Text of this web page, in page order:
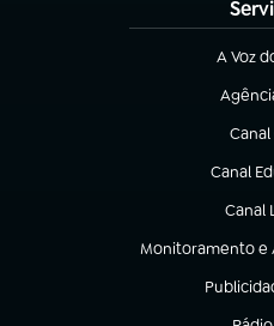
A Voz
(abre
(abre
Canal
(abre
Canal
(abre em
Canal
(abre
Monitoramento e
(abre em nova
(abre em